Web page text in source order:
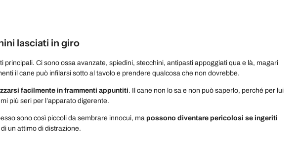
lasciati in giro
principali. Ci sono ossa avanzate, spiedini, stecchini, antipasti appoggiati qua e là, magari
il cane può infilarsi sotto al tavolo e prendere qualcosa che non dovrebbe.
facilmente in frammenti appuntiti. Il cane non lo sa e non può saperlo, perché per lui
più seri per l’apparato digerente.
sono così piccoli da sembrare innocui, ma possono diventare pericolosi se ingeriti
un attimo di distrazione.